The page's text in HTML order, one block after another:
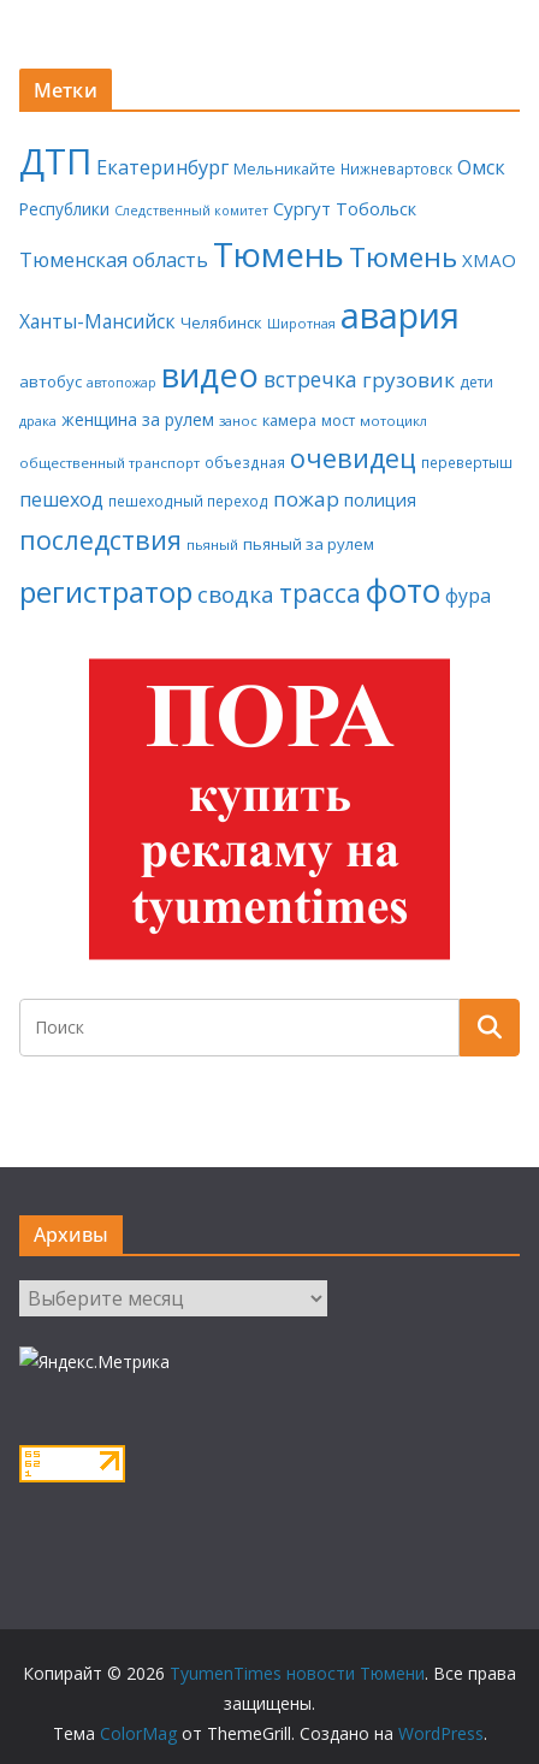
Метки
ДТП Екатеринбург Мельникайте Нижневартовск Омск
Республики Следственный комитет Сургут Тобольск
Тюменская область ТюменьТюмень ХМАО
Ханты-Мансийск Челябинск Широтная авария
автобус автопожар видео встречка грузовик дети
драка женщина за рулем занос камера мост мотоцикл
общественный транспорт объездная очевидец перевертыш
пешеход пешеходный переход пожар полиция
последствия пьяный пьяный за рулем
регистратор сводка трасса фото фура
Архивы
Архивы
Копирайт © 2026 TyumenTimes новости Тюмени. Все права
защищены.
Тема ColorMagот ThemeGrill. Создано на WordPress.